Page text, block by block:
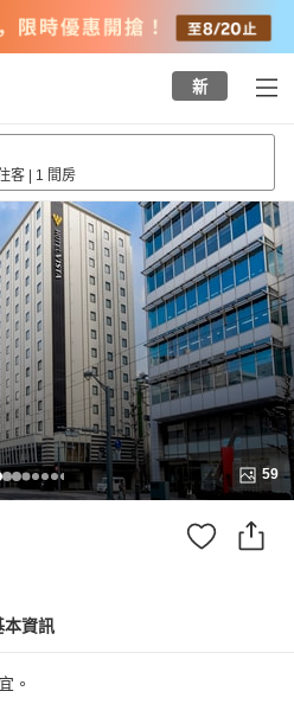
新
客 | 1 間房
59
本資訊
。